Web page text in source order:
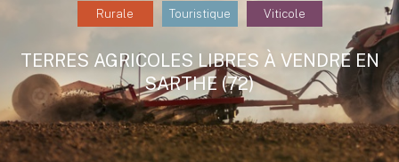
Rurale Touristique Viticole
TERRES AGRICOLES LIBRES À VENDRE EN
SARTHE (72)